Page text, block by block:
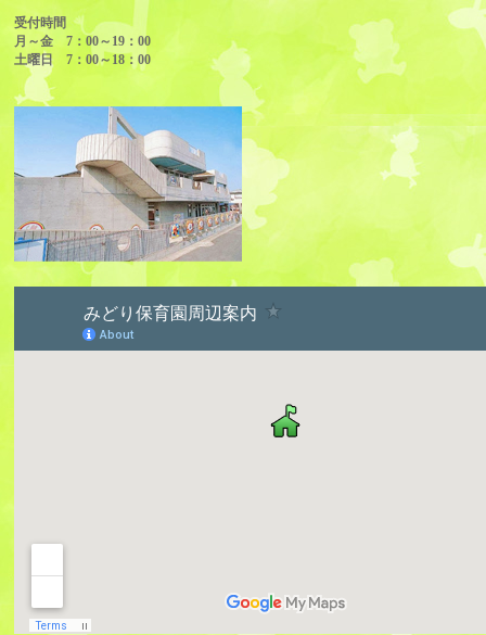
受付時間
月～金 7：00～19：00
土曜日 7：00～18：00